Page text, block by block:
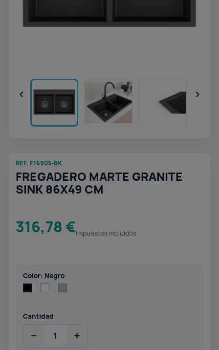
 
REF. F16905-BK
FREGADERO MARTE GRANITE
SINK 86X49 CM
316,78 €Impuestos incluidos
Color: Negro
Cantidad
− +